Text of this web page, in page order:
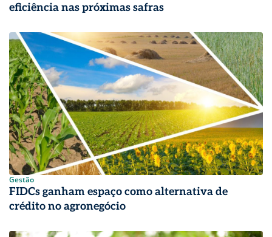
eficiência nas próximas safras
Gestão
FIDCs ganham espaço como alternativa de
crédito no agronegócio